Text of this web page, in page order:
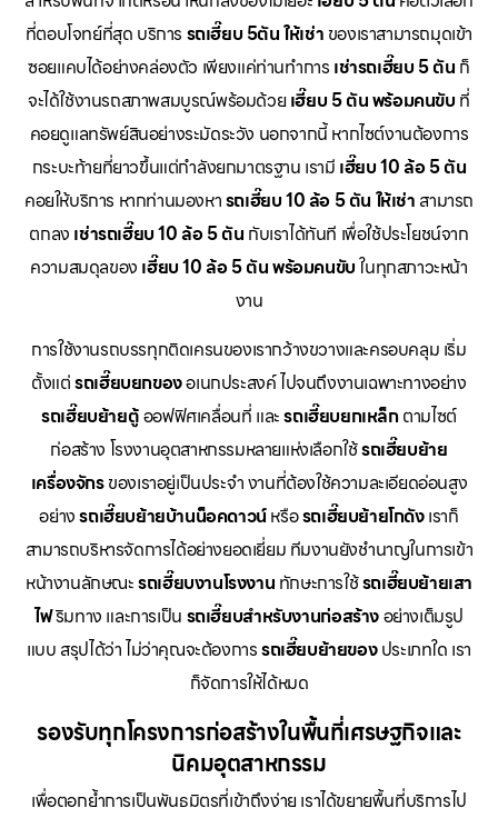
ที่ตอบโจทย์ที่สุด บริการ รถเฮี๊ยบ 5ตัน ให้เช่า ของเราสามารถมุดเข้า
ซอยแคบได้อย่างคล่องตัว เพียงแค่ท่านทำการ เช่ารถเฮี๊ยบ 5 ตัน ก็
จะได้ใช้งานรถสภาพสมบูรณ์พร้อมด้วย เฮี๊ยบ 5 ตัน พร้อมคนขับ ที่
คอยดูแลทรัพย์สินอย่างระมัดระวัง นอกจากนี้ หากไซต์งานต้องการ
กระบะท้ายที่ยาวขึ้นแต่กำลังยกมาตรฐาน เรามี เฮี๊ยบ 10 ล้อ 5 ตัน
คอยให้บริการ หากท่านมองหารถเฮี๊ยบ 10 ล้อ 5 ตัน ให้เช่า สามารถ
ตกลง เช่ารถเฮี๊ยบ 10 ล้อ 5 ตัน กับเราได้ทันที เพื่อใช้ประโยชน์จาก
ความสมดุลของ เฮี๊ยบ 10 ล้อ 5 ตัน พร้อมคนขับในทุกสภาวะหน้า
งาน
การใช้งานรถบรรทุกติดเครนของเรากว้างขวางและครอบคลุม เริ่ม
ตั้งแต่รถเฮี๊ยบยกของอเนกประสงค์ ไปจนถึงงานเฉพาะทางอย่าง
รถเฮี๊ยบย้ายตู้ออฟฟิศเคลื่อนที่ และรถเฮี๊ยบยกเหล็กตามไซต์
ก่อสร้าง โรงงานอุตสาหกรรมหลายแห่งเลือกใช้รถเฮี๊ยบย้าย
เครื่องจักรของเราอยู่เป็นประจำ งานที่ต้องใช้ความละเอียดอ่อนสูง
อย่างรถเฮี๊ยบย้ายบ้านน็อคดาวน์หรือรถเฮี๊ยบย้ายโกดังเราก็
สามารถบริหารจัดการได้อย่างยอดเยี่ยม ทีมงานยังชำนาญในการเข้า
หน้างานลักษณะรถเฮี๊ยบงานโรงงาน ทักษะการใช้รถเฮี๊ยบย้ายเสา
ไฟริมทาง และการเป็น รถเฮี๊ยบสำหรับงานก่อสร้างอย่างเต็มรูป
แบบ สรุปได้ว่า ไม่ว่าคุณจะต้องการรถเฮี๊ยบย้ายของประเภทใด เรา
ก็จัดการให้ได้หมด
รองรับทุกโครงการก่อสร้างในพื้นที่เศรษฐกิจและ
นิคมอุตสาหกรรม
เพื่อตอกย้ำการเป็นพันธมิตรที่เข้าถึงง่าย เราได้ขยายพื้นที่บริการไป